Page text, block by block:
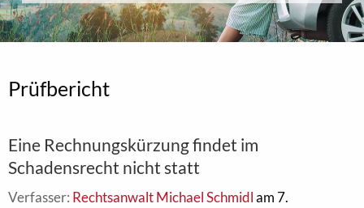
Prüfbericht
Eine Rechnungskürzung findet im
Schadensrecht nicht statt
Verfasser: Rechtsanwalt Michael Schmidlam 7.